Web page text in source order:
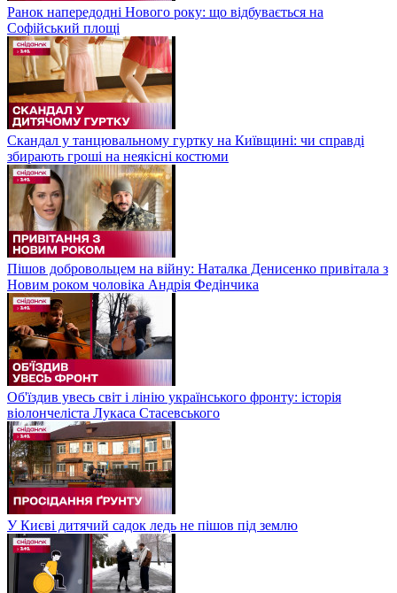
Ранок напередодні Нового року: що відбувається на
Софійський площі
Скандал у танцювальному гуртку на Київщині: чи справді
збирають гроші на неякісні костюми
Пішов добровольцем на війну: Наталка Денисенко привітала з
Новим роком чоловіка Андрія Федінчика
Об'їздив увесь світ і лінію українського фронту: історія
віолончеліста Лукаса Стасевського
У Києві дитячий садок ледь не пішов під землю